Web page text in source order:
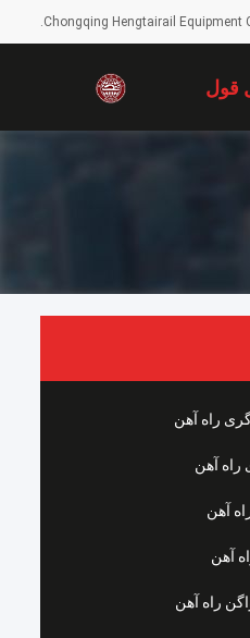
Chongqing Hengtairail Equipment
قول
راه آهن
راه آهن
آهن
آهن
راه آهن